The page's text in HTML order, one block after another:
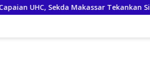
Sekda Makassar Tekankan Sinergi